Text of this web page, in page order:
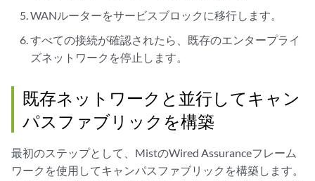
WANルーターをサービスブロックに移行します。
すべての接続が確認されたら、既存のエンタープライ
ズネットワークを停止します。
既存ネットワークと並行してキャン
パスファブリックを構築
最初のステップとして、MistのWired Assuranceフレーム
ワークを使用してキャンパスファブリックを構築します。